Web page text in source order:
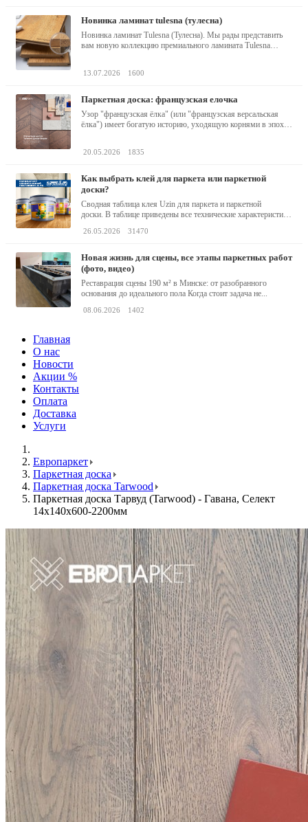
новинка ламинат tulesna (тулесна)
Новинка ламинат Tulesna (Тулесна). Мы рады представить
вам новую коллекцию премиального ламината Tulesna
13.07.2026 1600
паркетная доска: французская елочка
Узор "французская ёлка" (или "французская версальская
ёлка") имеет богатую историю, уходящую корнями в эпоху
20.05.2026 1835
как выбрать клей для паркета или паркетной
доски?
Сводная таблица клея Uzin для паркета и паркетной
доски. В таблице приведены все технические характеристики
26.05.2026 31470
новая жизнь для сцены, все этапы паркетных работ
(фото, видео)
Реставрация сцены 190 м² в Минске: от разобранного
основания до идеального пола Когда стоит задача не...
08.06.2026 1402
Главная
О нас
Новости
Акции %
Контакты
Оплата
Доставка
Услуги
Европаркет
Паркетная доска
Паркетная доска Tarwood
Паркетная доска Тарвуд (Tarwood) - Гавана, Селект
14х140х600-2200мм